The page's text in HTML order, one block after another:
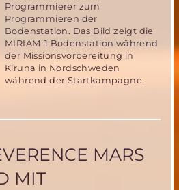
Programmierer zum
Programmieren der
Bodenstation. Das Bild zeigt die
MIRIAM-1 Bodenstation während
der Missionsvorbereitung in
Kiruna in Nordschweden
während der Startkampagne.
MARS
MIT